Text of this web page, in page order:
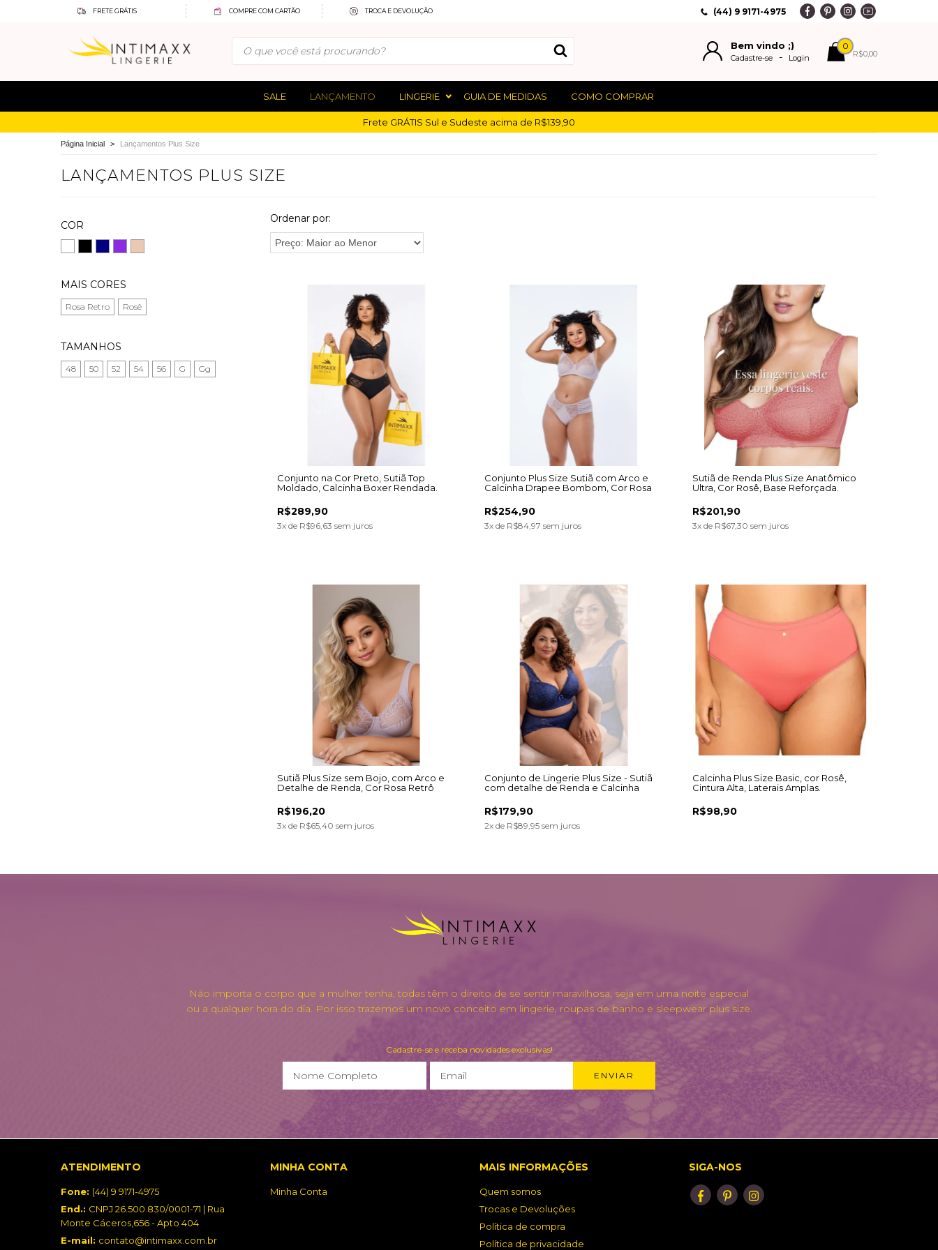
FRETE GRÁTIS COMPRE COM CARTÃO TROCA E DEVOLUÇÃO (44) 9 9171-4975
Bem vindo ;)
Cadastre-se - Login
0
R$0,00
SALE LANÇAMENTO LINGERIE GUIA DE MEDIDAS COMO COMPRAR
Frete GRÁTIS Sul e Sudeste acima de R$139,90
Página Inicial > Lançamentos Plus Size
LANÇAMENTOS PLUS SIZE
COR
MAIS CORES
Rosa Retro Rosê
TAMANHOS
48 50 52 54 56 G Gg
Ordenar por:
Conjunto na Cor Preto, Sutiã Top
Moldado, Calcinha Boxer Rendada.
R$289,90
3x de R$96,63 sem juros
Conjunto Plus Size Sutiã com Arco e
Calcinha Drapee Bombom, Cor Rosa
R$254,90
3x de R$84,97 sem juros
Sutiã de Renda Plus Size Anatômico
Ultra, Cor Rosê, Base Reforçada.
R$201,90
3x de R$67,30 sem juros
Sutiã Plus Size sem Bojo, com Arco e
Detalhe de Renda, Cor Rosa Retrô
R$196,20
3x de R$65,40 sem juros
Conjunto de Lingerie Plus Size - Sutiã
com detalhe de Renda e Calcinha
R$179,90
2x de R$89,95 sem juros
Calcinha Plus Size Basic, cor Rosê,
Cintura Alta, Laterais Amplas.
R$98,90
Não importa o corpo que a mulher tenha, todas têm o direito de se sentir maravilhosa, seja em uma noite especial
ou a qualquer hora do dia. Por isso trazemos um novo conceito em lingerie, roupas de banho e sleepwear plus size.
Cadastre-se e receba novidades exclusivas!
ATENDIMENTO
Fone: (44) 9 9171-4975
End.: CNPJ 26.500.830/0001-71 | Rua
Monte Cáceros,656 - Apto 404
E-mail: contato@intimaxx.com.br
MINHA CONTA
Minha Conta
MAIS INFORMAÇÕES
Quem somos
Trocas e Devoluções
Política de compra
Política de privacidade
SIGA-NOS